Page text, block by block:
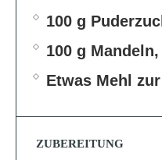
100 g
100 g
Etwas Mehl
ZUBEREITUNG